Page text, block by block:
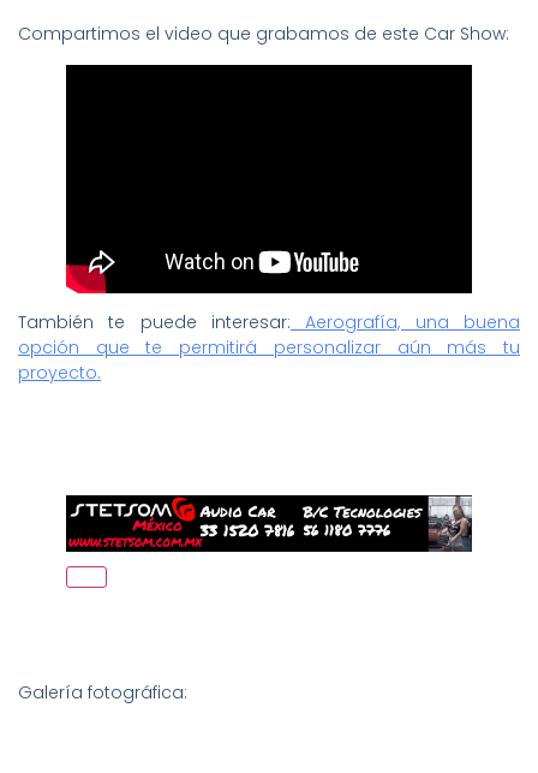
Compartimos el video que grabamos de este Car Show:
También te puede interesar: Aerografía, una buena
opción que te permitirá personalizar aún más tu
proyecto.
Galería fotográfica: